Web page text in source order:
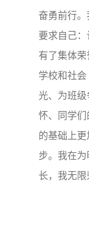
奋勇前行
要求自己：
有了集体荣
学校和社
光、为班
怀、同学
的基础上
步。我在
长，我无限